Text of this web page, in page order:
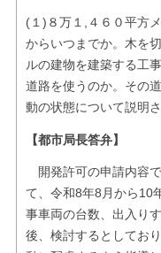
(１)８万１,４６０平方
からいつまでか。木を
ルの建物を建築する工
道路を使うのか。その
動の状態について説明さ
【都市局長答弁】
開発許可の申請内容
て、令和8年8月から10
事車両の台数、出入り
後、検討するとしてお